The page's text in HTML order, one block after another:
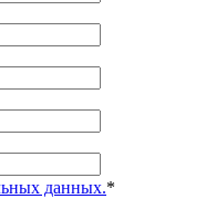
данных.*